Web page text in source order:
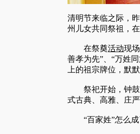
清明节来临之际，
州儿女共同祭祖 ，
在祭奠活动现
善孝为先”、“万姓
上的祖宗牌位，默默
祭祀开始，钟鼓
式古典、高雅、庄
“百家姓”怎么成